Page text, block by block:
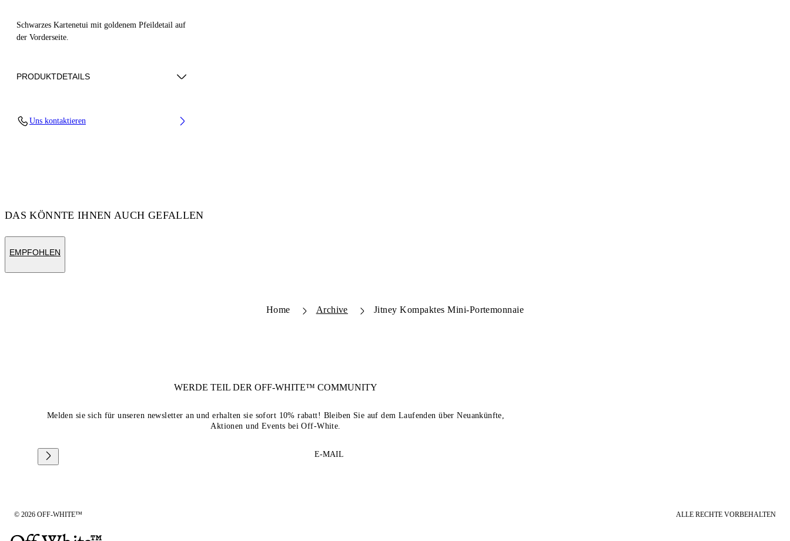
Schwarzes Kartenetui mit goldenem Pfeildetail auf
der Vorderseite.
PRODUKTDETAILS
100% LAMMLEDER
Uns kontaktieren
DAS KÖNNTE IHNEN AUCH GEFALLEN
EMPFOHLEN
Home Archive Jitney Kompaktes Mini-Portemonnaie
WERDE TEIL DEROFF-WHITE™ COMMUNITY
Melden sie sich für unseren newsletter an und erhalten sie sofort 10% rabatt! Bleiben Sie auf dem Laufenden über Neuankünfte,
Aktionen und Events bei Off-White.
E-MAIL
© 2026 OFF-WHITE™ ALLE RECHTE VORBEHALTEN